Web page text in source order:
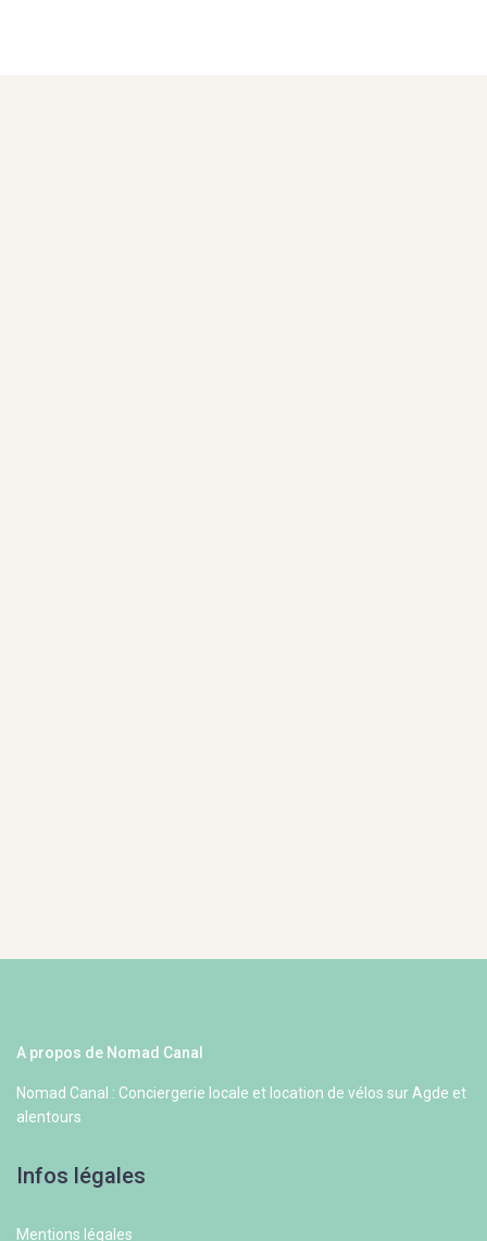
A propos de Nomad Canal
Nomad Canal : Conciergerie locale et location de vélos sur Agde et
alentours
Infos légales
Mentions légales